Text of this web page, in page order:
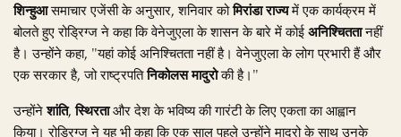
शिन्हुआसमाचार एजेंसी के अनुसार, शनिवार कोमिरांडा राज्यमें एक कार्यक्रम में
बोलते हुए रोड्रिग्ज ने कहा कि वेनेजुएला के शासन के बारे में कोईअनिश्चिततानहीं
है। उन्होंने कहा, "यहां कोई अनिश्चितता नहीं है। वेनेजुएला के लोग प्रभारी हैं और
एक सरकार है, जो राष्ट्रपतिनिकोलस मादुरोकी है।"
उन्होंनेशांति,स्थिरताऔर देश के भविष्य की गारंटी के लिए एकता का आह्वान